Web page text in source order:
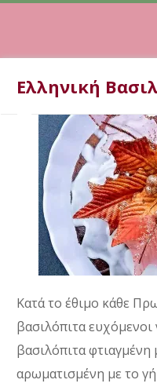
Ελληνική
Κατά το έθιμο κάθε
βασιλόπιτα
βασιλόπιτα φτιαγμένη
αρωματισμένη με το